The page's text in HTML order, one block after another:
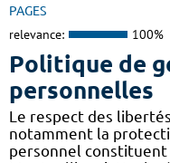
PAGES
relevance: 100%
Politique de
personnelles
Le respect des
notamment la
personnel constituent